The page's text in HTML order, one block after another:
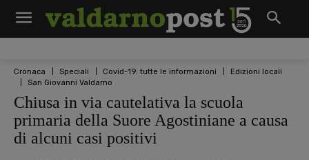
Cronaca Speciali Covid-19: tutte le informazioni
Edizioni locali
San Giovanni Valdarno
Chiusa in via cautelativa la scuola
primaria della Suore Agostiniane a causa
di alcuni casi positivi